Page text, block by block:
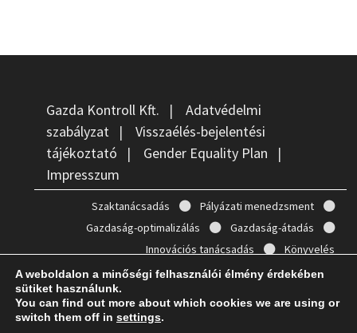
Gazda Kontroll Kft. | Adatvédelmi
szabályzat | Visszaélés-bejelentési
tájékoztató | Gender Equality Plan |
Impresszum
Szaktanácsadás
Pályázati menedzsment
Gazdaság-optimalizálás
Gazdaság-átadás
Innovációs tanácsadás
Könyvelés
Gazda Kontroll
A weboldalon a minőségi felhasználói élmény érdekében
sütiket használunk.
You can find out more about which cookies we are using or
switch them off in settings.